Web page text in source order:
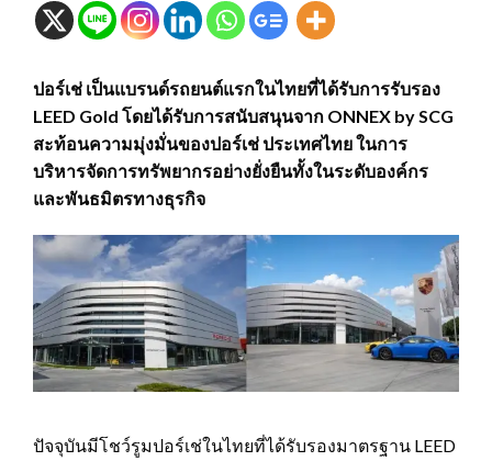
ปอร์เช่ เป็นแบรนด์รถยนต์แรกในไทยที่ได้รับการรับรอง
LEED Gold โดยได้รับการสนับสนุนจาก ONNEX by SCG
สะท้อนความมุ่งมั่นของปอร์เช่ ประเทศไทย ในการ
บริหารจัดการทรัพยากรอย่างยั่งยืนทั้งในระดับองค์กร
และพันธมิตรทางธุรกิจ
ปัจจุบันมีโชว์รูมปอร์เช่ในไทยที่ได้รับรองมาตรฐาน LEED